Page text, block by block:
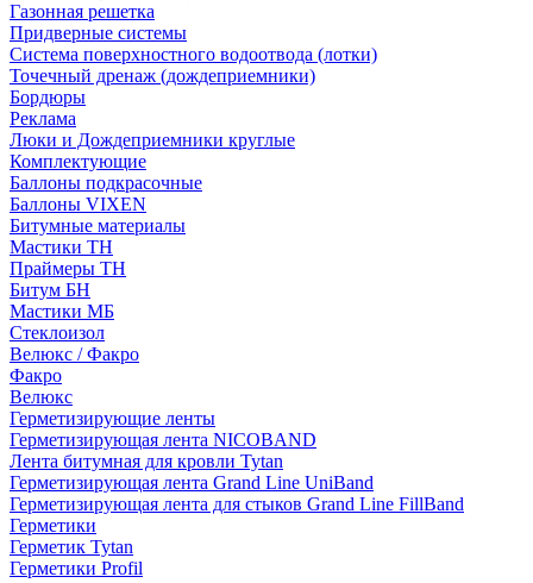
Газонная решетка
Придверные системы
Система поверхностного водоотвода (лотки)
Точечный дренаж (дождеприемники)
Бордюры
Рекламa
Люки и Дождеприемники круглые
Комплектующие
Баллоны подкрасочные
Баллоны VIXEN
Битумные материалы
Мастики ТН
Праймеры ТН
Битум БН
Мастики МБ
Стеклоизол
Велюкс / Факро
Факро
Велюкс
Герметизирующие ленты
Герметизирующая лента NICOBAND
Лента битумная для кровли Tytan
Герметизирующая лента Grand Line UniBand
Герметизирующая лента для стыков Grand Line FillBand
Герметики
Герметик Tytan
Герметики Profil